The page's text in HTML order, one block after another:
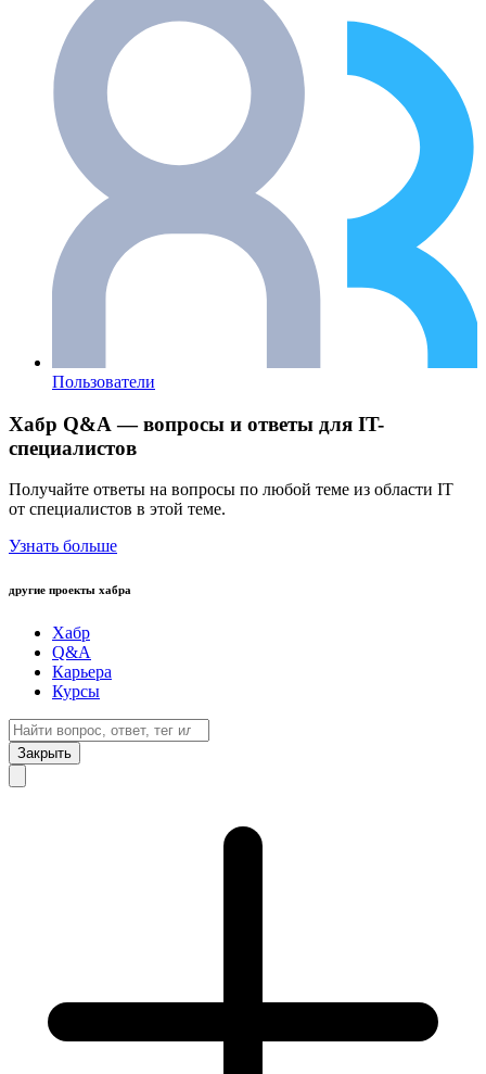
Пользователи
Хабр Q&A — вопросы и ответы для IT-
специалистов
Получайте ответы на вопросы по любой теме из области IT
от специалистов в этой теме.
Узнать больше
другие проекты хабра
Хабр
Q&A
Карьера
Курсы
Закрыть